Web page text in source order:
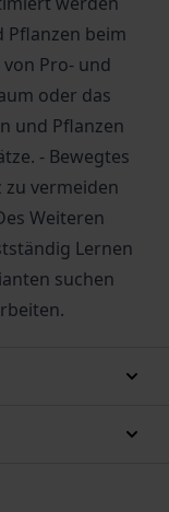
Pflanzen beim
Pro- und
oder das
und Pflanzen
- Bewegtes
vermeiden
Weiteren
Lernen
suchen